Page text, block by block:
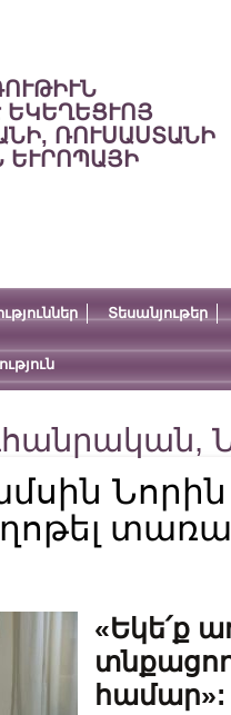
ԵԿԵՂԵՑՒՈՅ
ՌՈՒՍԱՍՏԱՆԻ
ԵՒՐՈՊԱՅԻ
Տեսանյութեր
,
Նորին
«Եկե՛ք
համար»: